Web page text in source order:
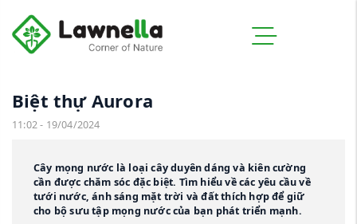
Biệt thự Aurora
11:02 - 19/04/2024
Cây mọng nước là loại cây duyên dáng và kiên cường
cần được chăm sóc đặc biệt. Tìm hiểu về các yêu cầu về
tưới nước, ánh sáng mặt trời và đất thích hợp để giữ
cho bộ sưu tập mọng nước của bạn phát triển mạnh.